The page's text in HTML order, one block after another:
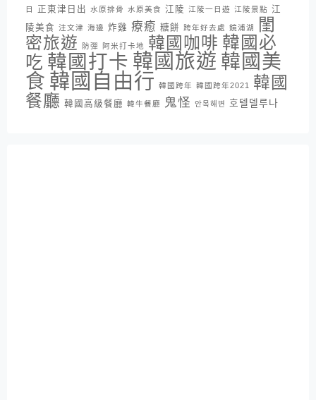
日
正東津日出 水原排骨 水原美食 江陵 江陵一日遊 江陵景點 江
陵美食 注文津 海邊 炸雞 療癒 糖餅 跨年好去處 鏡浦湖
閨
密旅遊
防彈 阿米打卡地 韓國咖啡 韓國必
吃 韓國打卡 韓國旅遊 韓國美
食 韓國自由行 韓國跨年 韓國跨年2021
韓國
餐廳 韓國高級餐廳 韓牛餐廳 鬼怪 안목해변 호텔델루나